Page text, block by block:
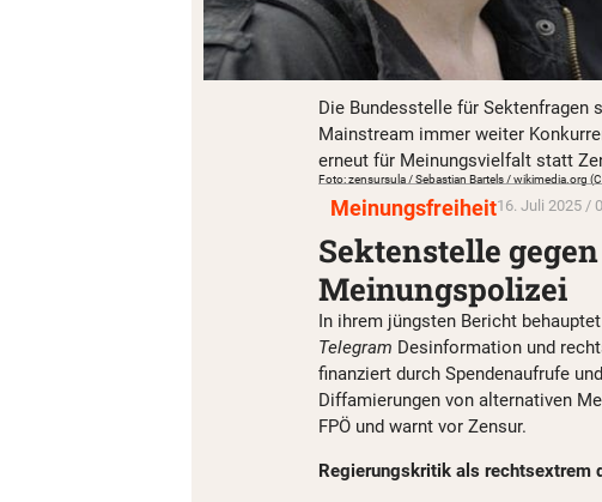
Die Bundesstelle für Sektenfragen
Mainstream immer weiter
erneut für Meinungsvielfalt statt
Foto: zensursula / Sebastian Bartels / wikimedia.org
Meinungsfreiheit16. Juli 2025 /
Sektenstelle
Meinungspolizei
In ihrem jüngsten Bericht
Telegram Desinformation und
finanziert durch Spendenaufrufe
Diffamierungen von alternativen
FPÖ und warnt vor Zensur.
Regierungskritik als rechtsextrem